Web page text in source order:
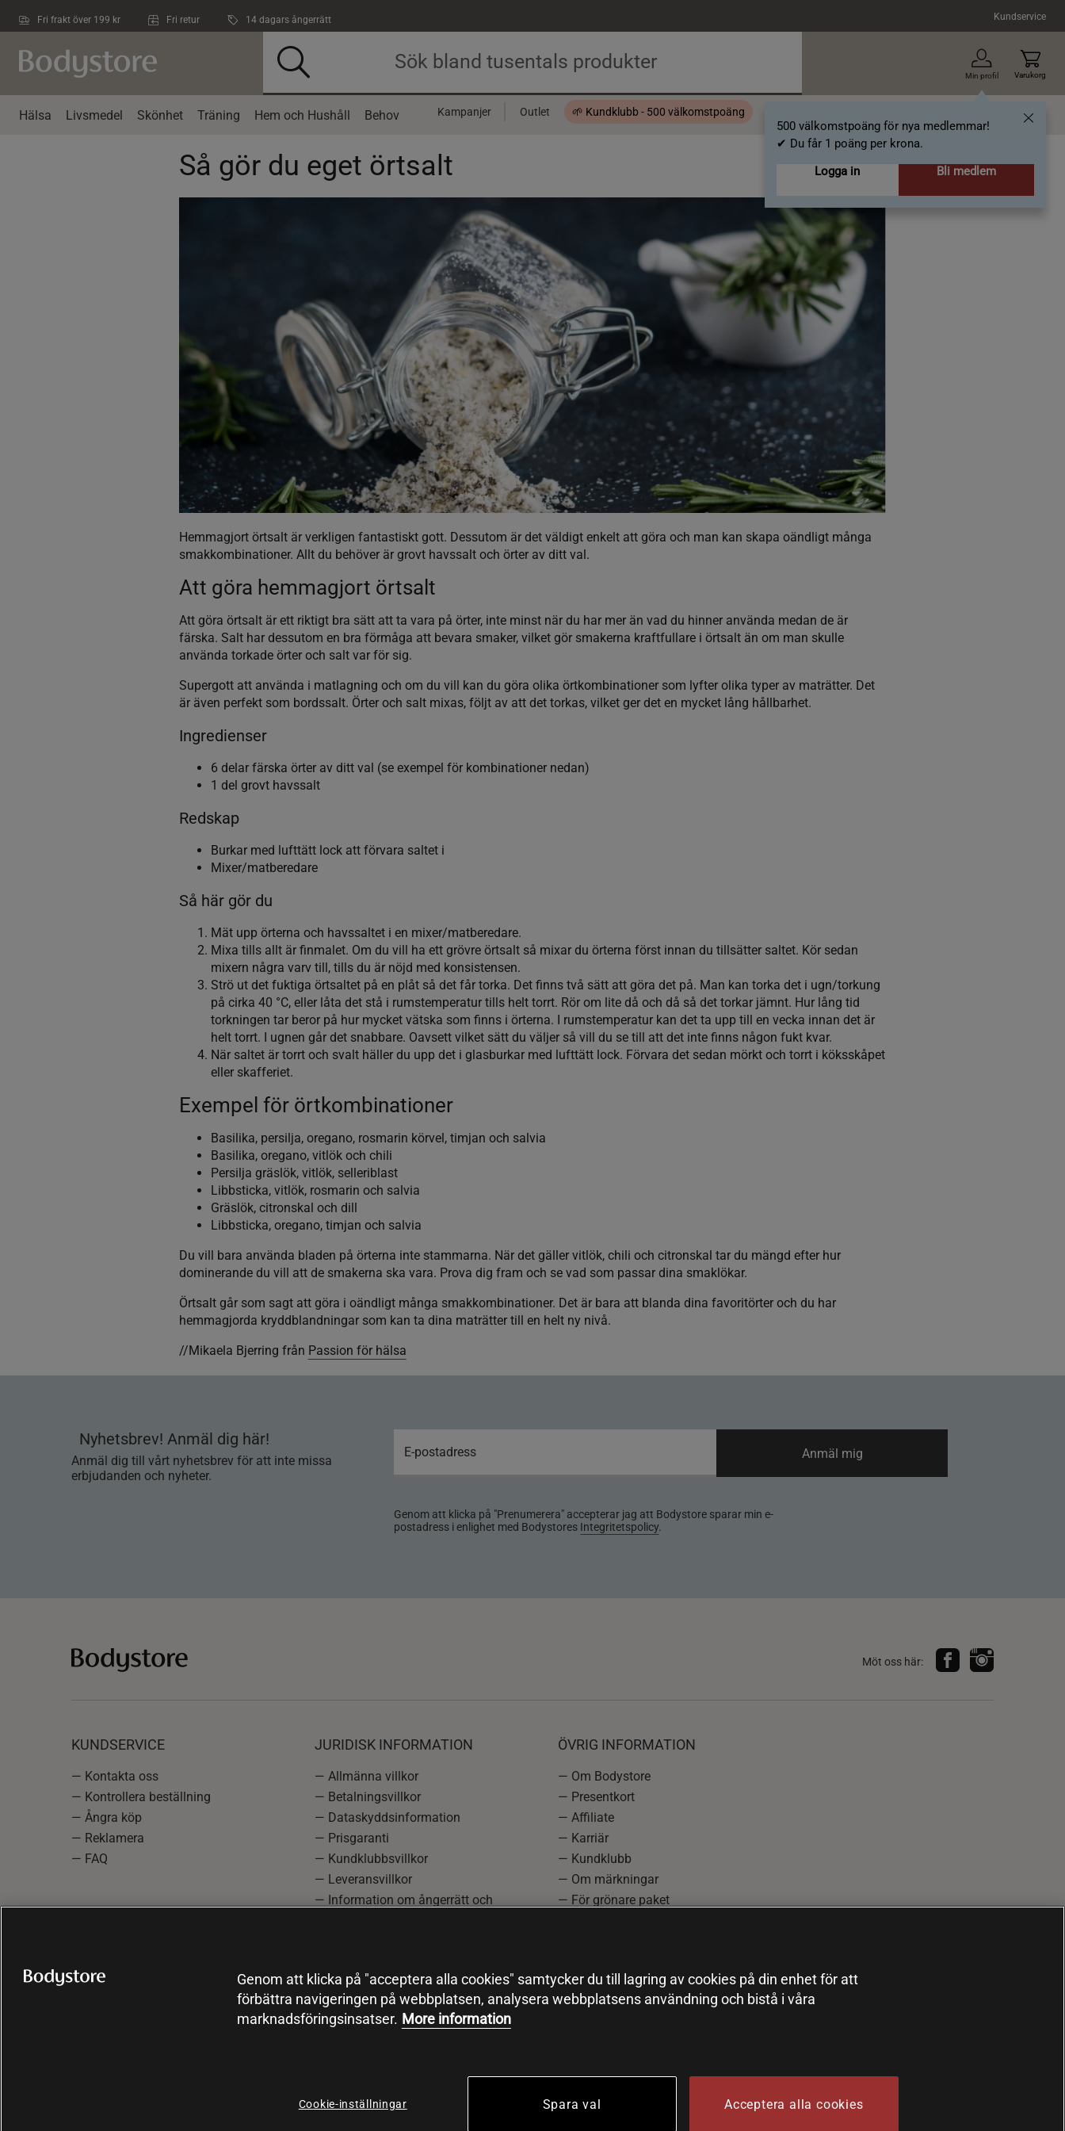
Fri frakt över 199 kr Fri retur 14 dagars ångerrätt Kundservice
Min profil
500 välkomstpoäng för nya medlemmar!
✔ Du får 1 poäng per krona.
Logga in
Bli medlem
Varukorg
Hälsa Livsmedel Skönhet Träning Hem och Hushåll Behov Kampanjer Outlet 🌱 Kundklubb - 500 välkomstpoäng
Så gör du eget örtsalt
Hemmagjort örtsalt är verkligen fantastiskt gott. Dessutom är det väldigt enkelt att göra och man kan skapa oändligt många
smakkombinationer. Allt du behöver är grovt havssalt och örter av ditt val.
Att göra hemmagjort örtsalt
Att göra örtsalt är ett riktigt bra sätt att ta vara på örter, inte minst när du har mer än vad du hinner använda medan de är
färska. Salt har dessutom en bra förmåga att bevara smaker, vilket gör smakerna kraftfullare i örtsalt än om man skulle
använda torkade örter och salt var för sig.
Supergott att använda i matlagning och om du vill kan du göra olika örtkombinationer som lyfter olika typer av maträtter. Det
är även perfekt som bordssalt. Örter och salt mixas, följt av att det torkas, vilket ger det en mycket lång hållbarhet.
Ingredienser
6 delar färska örter av ditt val (se exempel för kombinationer nedan)
1 del grovt havssalt
Redskap
Burkar med lufttätt lock att förvara saltet i
Mixer/matberedare
Så här gör du
Mät upp örterna och havssaltet i en mixer/matberedare.
Mixa tills allt är finmalet. Om du vill ha ett grövre örtsalt så mixar du örterna först innan du tillsätter saltet. Kör sedan
mixern några varv till, tills du är nöjd med konsistensen.
Strö ut det fuktiga örtsaltet på en plåt så det får torka. Det finns två sätt att göra det på. Man kan torka det i ugn/torkung
på cirka 40 °C, eller låta det stå i rumstemperatur tills helt torrt. Rör om lite då och då så det torkar jämnt. Hur lång tid
torkningen tar beror på hur mycket vätska som finns i örterna. I rumstemperatur kan det ta upp till en vecka innan det är
helt torrt. I ugnen går det snabbare. Oavsett vilket sätt du väljer så vill du se till att det inte finns någon fukt kvar.
När saltet är torrt och svalt häller du upp det i glasburkar med lufttätt lock. Förvara det sedan mörkt och torrt i köksskåpet
eller skafferiet.
Exempel för örtkombinationer
Basilika, persilja, oregano, rosmarin körvel, timjan och salvia
Basilika, oregano, vitlök och chili
Persilja gräslök, vitlök, selleriblast
Libbsticka, vitlök, rosmarin och salvia
Gräslök, citronskal och dill
Libbsticka, oregano, timjan och salvia
Du vill bara använda bladen på örterna inte stammarna. När det gäller vitlök, chili och citronskal tar du mängd efter hur
dominerande du vill att de smakerna ska vara. Prova dig fram och se vad som passar dina smaklökar.
Örtsalt går som sagt att göra i oändligt många smakkombinationer. Det är bara att blanda dina favoritörter och du har
hemmagjorda kryddblandningar som kan ta dina maträtter till en helt ny nivå.
//Mikaela Bjerring från Passion för hälsa
Nyhetsbrev! Anmäl dig här!
Anmäl dig till vårt nyhetsbrev för att inte missa
erbjudanden och nyheter.
Genom att klicka på "Prenumerera" accepterar jag att Bodystore sparar min e-
postadress i enlighet med Bodystores Integritetspolicy.
Anmäl mig
Möt oss här:
KUNDSERVICE
— Kontakta oss
— Kontrollera beställning
— Ångra köp
— Reklamera
— FAQ
JURIDISK INFORMATION
— Allmänna villkor
— Betalningsvillkor
— Dataskyddsinformation
— Prisgaranti
— Kundklubbsvillkor
— Leveransvillkor
— Information om ångerrätt och
ÖVRIG INFORMATION
— Om Bodystore
— Presentkort
— Affiliate
— Karriär
— Kundklubb
— Om märkningar
— För grönare paket
Genom att klicka på "acceptera alla cookies" samtycker du till lagring av cookies på din enhet för att
förbättra navigeringen på webbplatsen, analysera webbplatsens användning och bistå i våra
marknadsföringsinsatser. More information
Cookie-inställningar Spara val Acceptera alla cookies